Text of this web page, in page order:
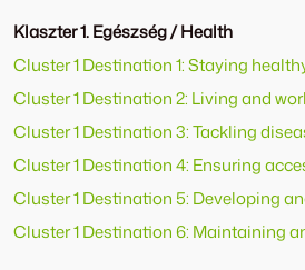
Klaszter 1. Egészség / Health
Cluster 1 Destination 1: Staying
Cluster 1 Destination 2: Living and
Cluster 1 Destination 3: Tackling
Cluster 1 Destination 4: Ensuring
Cluster 1 Destination 5: Developing
Cluster 1 Destination 6: Maintaining